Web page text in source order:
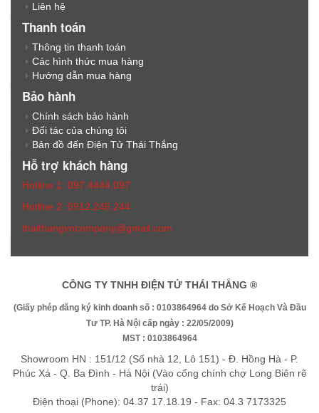
Liên hệ
Thanh toán
Thông tin thanh toán
Các hình thức mua hàng
Hướng dẫn mua hàng
Bảo hành
Chính sách bảo hành
Đối tác của chúng tôi
Bản đồ đến Điện Tử Thái Thắng
Hỗ trợ khách hàng
Hotline 1: 097.4444.097
Hotline 2: 0912.245.244
thaithangvncompany@gmail.com
CÔNG TY TNHH ĐIỆN TỬ THÁI THẮNG ®
(Giấy phép đăng ký kinh doanh số : 0103864964 do Sở Kế Hoạch Và Đầu
Tư TP. Hà Nội cấp ngày : 22/05/2009)
MST : 0103864964
Showroom HN : 151/12 (Số nhà 12, Lô 151) - Đ. Hồng Hà - P.
Phúc Xá - Q. Ba Đình - Hà Nội (Vào cổng chính chợ Long Biên rẽ
trái)
Điện thoại (Phone): 04.37 17.18.19 - Fax: 04.3 7173325